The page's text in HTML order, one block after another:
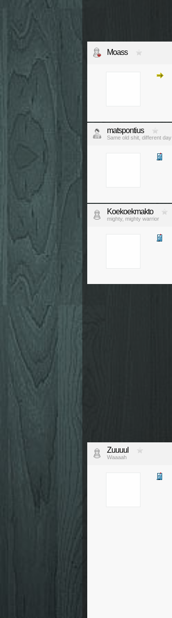
Moass
matspontius
Same old shit, different day
Koekoekmakto
mighty, mighty warrior
Zuuuul
Waaaah